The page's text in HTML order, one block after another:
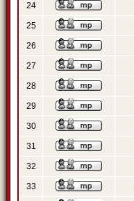
24
25
26
27
28
29
30
31
32
33